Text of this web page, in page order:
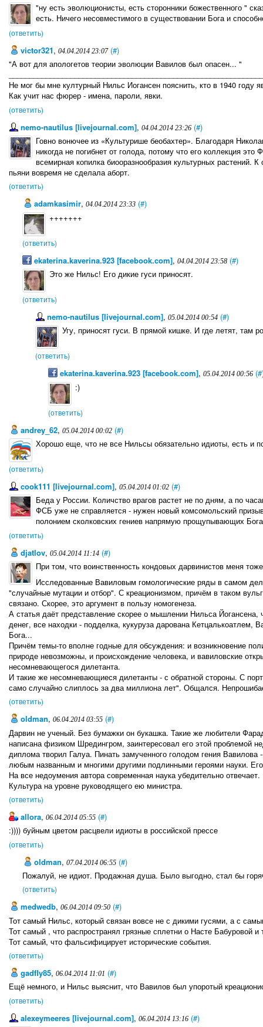
"ну есть эволюционисты, есть сторонники божественного "
есть. Ничего несовместимого в существовании Бога и
(ответить)
victor321, 04.04.2014 23:07 (#)
"А вот для апологетов теории эволюции Вавилов был опасен... "
Не мог бы мне културный Нильс Иогансен пояснить, кто в 1940 году
Как учит нас фюрер - имена, пароли, явки.
(ответить)
nemo-nautilus [livejournal.com], 04.04.2014 23:26 (#)
Говно вонючее из «Культурише беобахтер». Благодаря
никогда не погибнет от голода, потому что его коллекция
всемирная копилка биооразнообразия культурных растений.
пьяни вовремя не сделала аборт.
(ответить)
adamkasimir, 04.04.2014 23:33 (#)
+++++++
(ответить)
ekaterina.kaverina.923 [facebook.com], 04.04.2014 23:58 (#)
Это же Нильс! Его дикие гуси приносят.
(ответить)
nemo-nautilus [livejournal.com],05.04.2014 00:54 (#)
Угу, приносят гуси. В прямой кишке. И где летят, там
(ответить)
ekaterina.kaverina.923 [facebook.com], 05.04.2014 00:56
:)
(ответить)
andrey_62, 05.04.2014 00:02 (#)
Хорошо еще, что не все Нильсы обязательно идиоты, есть и
(ответить)
cook111 [livejournal.com], 05.04.2014 01:02 (#)
Беда у России. Количство врагoв растет не по дням, а по
ФСБ уже не справляется - нужен новый комсомольский
полонием сколковских гениев напрямую прощупывающих
(ответить)
djatlov, 05.04.2014 11:14 (#)
При том, что воинственность кондовых дарвинистов меня
Исследованные Вавиловым гомологические ряды в самом
"случайные мутации и отбор". С креационизмом, причём в таком
связано. Скорее, это аргумент в пользу номогенеза.
А статья даёт представление скорее о мышлении Нильса Йогансена,
денег, все находки - подделка, кукуруза дарована Кетцалькоатлем,
Бога...
Причём темы-то вполне годные для обсуждения: и возникновение
природе невозможны, и происхождение человека, и вавиловские
несомневающегося дилетанта.
И такие же несомневающиеся дилетанты - с обратной стороны. С
само случайно слиплось за два миллиона лет". Общался.
(ответить)
oldman, 06.04.2014 03:55 (#)
Дарвин не ученый. Без бумажки он букашка. Такие же любители
написана физиком Шредингром, заинтересовал его этой проблемой
диплома творил Галуа. Пинать замученного голодом гения Вавилова
любым названным и многими другими подлинными героями науки.
На все недоумения автора современная наука убедительно отвечает.
Культура на уровне руководящего ею министра.
(ответить)
allora, 06.04.2014 05:55 (#)
:)))) буйным цветом расцвели идиоты в российской прессе
(ответить)
oldman, 07.04.2014 06:55 (#)
Пожалуй, не идиот. Продажная душа. Было выгодно, стал бы
(ответить)
medwedb, 06.04.2014 09:50 (#)
Тот самый Нильс, который связан вовсе не с дикими гусями, а с
Тот самый , что распространял грязные сплетни о Насте Бабуровой и
Тот самый, что фальсифицирует исторические события.
(ответить)
gadfly85, 06.04.2014 11:01 (#)
Ещё немного, и Нильс выяснит, что Вавилов был упоротый
(ответить)
alexeymeeres [livejournal.com], 06.04.2014 13:16 (#)